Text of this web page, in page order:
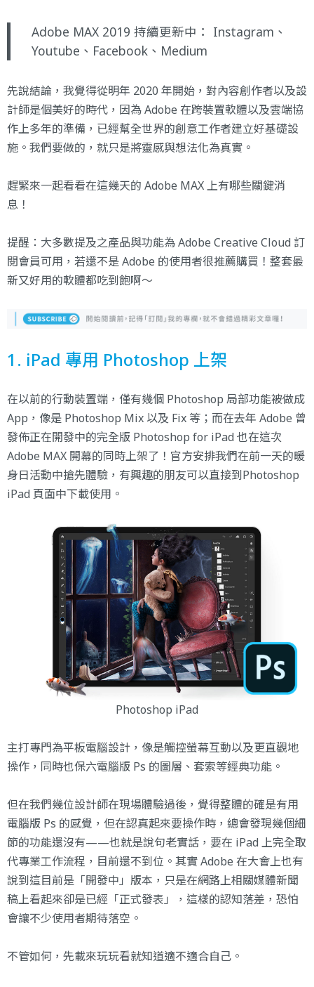
Adobe MAX 2019 持續更新中： Instagram 、
Youtube 、 Facebook 、 Medium
先說結論，我覺得從明年 2020 年開始，對內容創作者以及設
計師是個美好的時代，因為 Adobe 在跨裝置軟體以及雲端協
作上多年的準備，已經幫全世界的創意工作者建立好基礎設
施。我們要做的，就只是將靈感與想法化為真實。
趕緊來一起看看在這幾天的 Adobe MAX 上有哪些關鍵消
息！
提醒：大多數提及之產品與功能為Adobe Creative Cloud 訂
閱會員可用，若還不是 Adobe 的使用者很推薦購買！整套最
新又好用的軟體都吃到飽啊～
1. iPad 專用 Photoshop 上架
在以前的行動裝置端，僅有幾個 Photoshop 局部功能被做成
App，像是 Photoshop Mix 以及 Fix 等；而在去年 Adobe 曾
發佈正在開發中的完全版 Photoshop for iPad 也在這次
Adobe MAX 開幕的同時上架了！官方安排我們在前一天的暖
身日活動中搶先體驗，有興趣的朋友可以直接到Photoshop
iPad 頁面中下載使用。
Photoshop iPad
主打專門為平板電腦設計，像是觸控螢幕互動以及更直觀地
操作，同時也保六電腦版 Ps 的圖層、套索等經典功能。
但在我們幾位設計師在現場體驗過後，覺得整體的確是有用
電腦版 Ps 的感覺，但在認真起來要操作時，總會發現幾個細
節的功能還沒有——也就是說句老實話，要在 iPad 上完全取
代專業工作流程，目前還不到位。其實 Adobe 在大會上也有
說到這目前是「開發中」版本，只是在網路上相關媒體新聞
稿上看起來卻是已經「正式發表」，這樣的認知落差，恐怕
會讓不少使用者期待落空。
不管如何，先載來玩玩看就知道適不適合自己。